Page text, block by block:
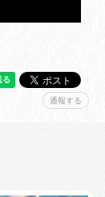
通報する